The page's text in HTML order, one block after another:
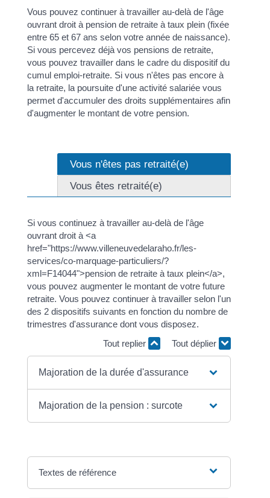
Vous pouvez continuer à travailler au-delà de l'âge
ouvrant droit à pension de retraite à taux plein (fixée
entre 65 et 67 ans selon votre année de naissance).
Si vous percevez déjà vos pensions de retraite,
vous pouvez travailler dans le cadre du dispositif du
cumul emploi-retraite. Si vous n'êtes pas encore à
la retraite, la poursuite d'une activité salariée vous
permet d'accumuler des droits supplémentaires afin
d'augmenter le montant de votre pension.
Vous n'êtes pas retraité(e)
Vous êtes retraité(e)
Si vous continuez à travailler au-delà de l'âge
ouvrant droit à <a
href="https://www.villeneuvedelaraho.fr/les-
services/co-marquage-particuliers/?
xml=F14044">pension de retraite à taux plein</a>,
vous pouvez augmenter le montant de votre future
retraite. Vous pouvez continuer à travailler selon l'un
des 2 dispositifs suivants en fonction du nombre de
trimestres d'assurance dont vous disposez.
Tout replier
Tout déplier
Majoration de la durée d'assurance
Majoration de la pension : surcote
Textes de référence